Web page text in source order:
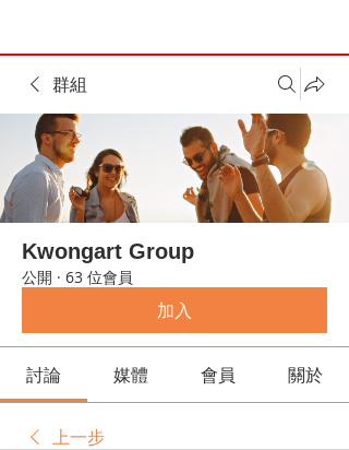
群組
Kwongart Group
公開 · 63 位會員
加入
討論 媒體 會員 關於
上一步